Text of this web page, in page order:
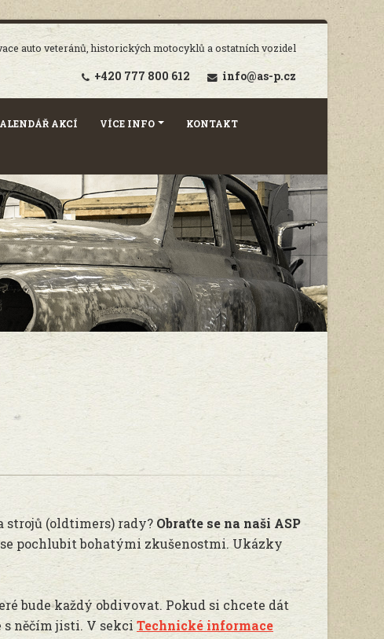
auto veteránů, historických motocyklů a ostatních vozidel
+420 777 800 612 info@as-p.cz
AKCÍ VÍCE INFO KONTAKT
strojů (oldtimers) rady? Obraťte se na naši ASP
pochlubit bohatými zkušenostmi. Ukázky
bude každý obdivovat. Pokud si chcete dát
s něčím jisti. V sekci Technické informace